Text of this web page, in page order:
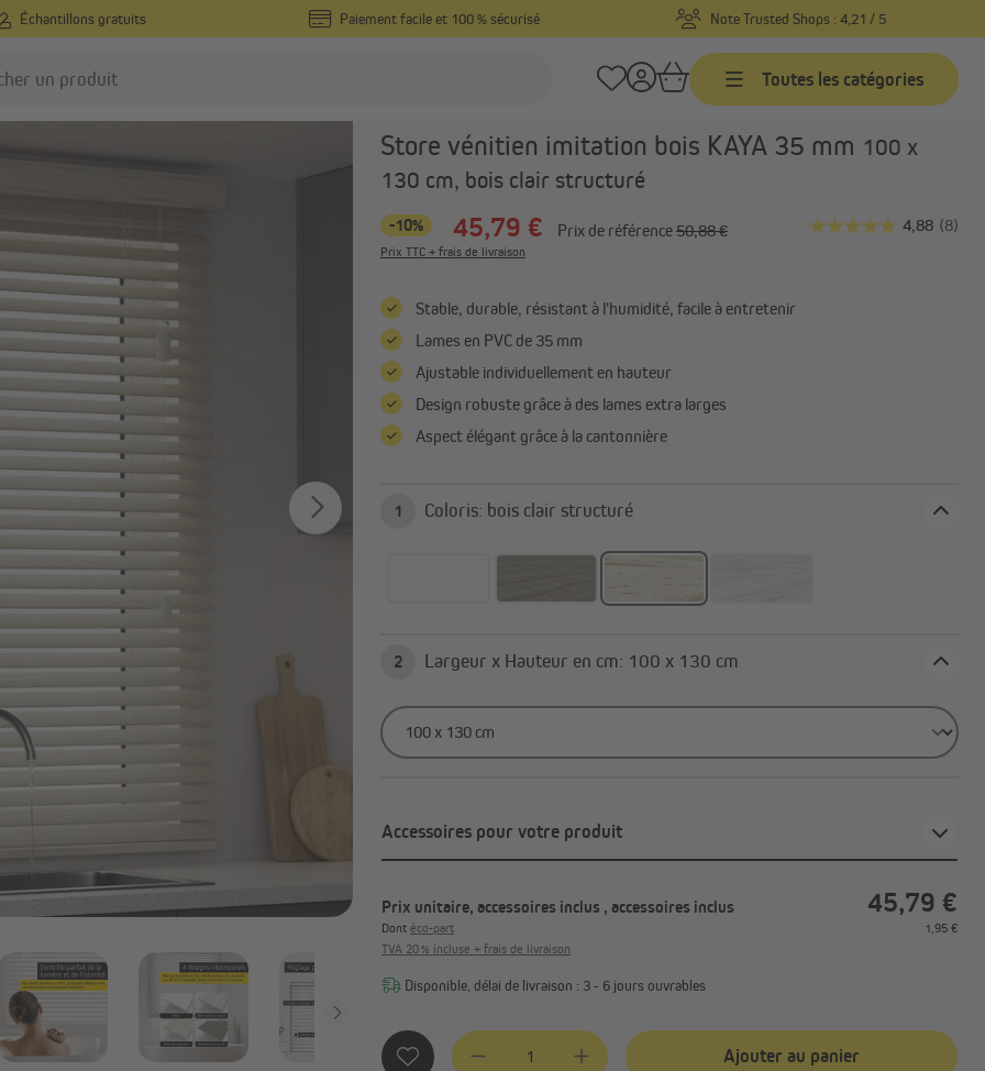
Échantillons gratuits Paiement facile et 100 % sécurisé Note Trusted Shops : 4,21 / 5
Toutes les catégories
Stores plissés prêts-à-poser
Stores plissés sans perçage
Tout afficher
Stores enrouleurs
Stores enrouleurs prêts-à-
Tout afficher
Stores vénitiens
Stores vénitiens prêts-à-poser
Tout afficher
et voilages
Rideaux sur mesure
Rideaux prêts-à-poser
Tringles à rideaux et accessoires
Tout afficher
Réf. produit :1000028211
Store vénitien imitation bois KAYA 35 mm 100 x
130 cm, bois clair structuré
-10% 45,79 € Prix de référence50,88 €
Prix TTC + frais de livraison
Stable, durable, résistant à l'humidité, facile à entretenir
Lames en PVC de 35 mm
Ajustable individuellement en hauteur
Design robuste grâce à des lames extra larges
Aspect élégant grâce à la cantonnière
1 Coloris: bois clair structuré
2 Largeur x Hauteur en cm: 100 x 130 cm
Accessoires pour votre produit
Prix unitaire, accessoires inclus , accessoires inclus 45,79 €
Dont éco-part
1,95 €
TVA 20 % incluse + frais de livraison
Disponible, délai de livraison : 3 - 6 jours ouvrables
Quantité de produit : Entrez la quantité souhaitée ou utilisez les boutons
Ajouter au panier